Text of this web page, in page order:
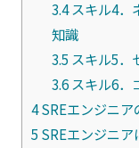
3.4スキル4．
知識
3.5 スキル5．
3.6スキル6．
4SREエンジニア
5 SREエンジニ